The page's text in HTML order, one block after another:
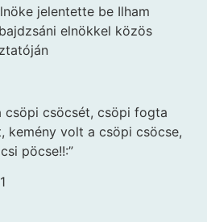
jelentette be Ilham
elnökkel közös
csöpi csöcsét, csöpi fogta
kemény volt a csöpi csöcse,
pöcse!!:”
1